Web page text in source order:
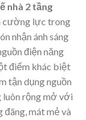
nhà 2 tầng
cường lực trong
nhận ánh sáng
điện năng
điểm khác biệt
tận dụng nguồn
luôn rộng mở với
đãng, mát mẻ và